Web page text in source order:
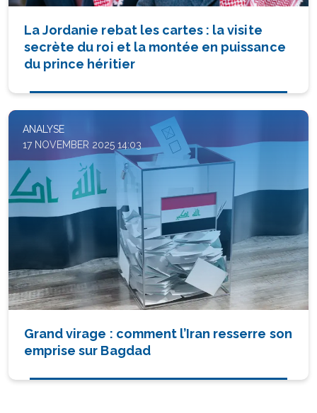
La Jordanie rebat les cartes : la visite
secrète du roi et la montée en puissance
du prince héritier
ANALYSE
17 NOVEMBER 2025 14:03
Grand virage : comment l’Iran resserre son
emprise sur Bagdad